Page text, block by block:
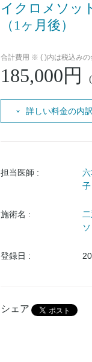
イクロメソッ
（1ヶ月後）
合計費用 ※ ( )内は税込みの
185,000円
詳しい料金の内訳
担当医師 :
子
施術名 :
登録日 :
シェア